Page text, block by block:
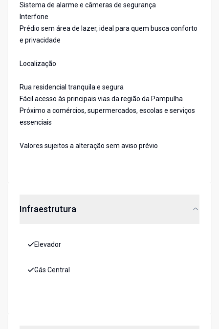
Sistema de alarme e câmeras de segurança
Interfone
Prédio sem área de lazer, ideal para quem busca conforto
e privacidade
Localização
Rua residencial tranquila e segura
Fácil acesso às principais vias da região da Pampulha
Próximo a comércios, supermercados, escolas e serviços
essenciais
Valores sujeitos a alteração sem aviso prévio
Infraestrutura
Elevador
Gás Central